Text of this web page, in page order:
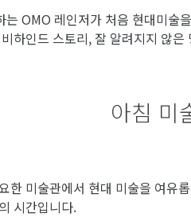
OMO 레인저가 처음 현대미술
하인드 스토리, 잘 알려지지 않
아침 미
한 미술관에서 현대 미술을 여유
시간입니다.